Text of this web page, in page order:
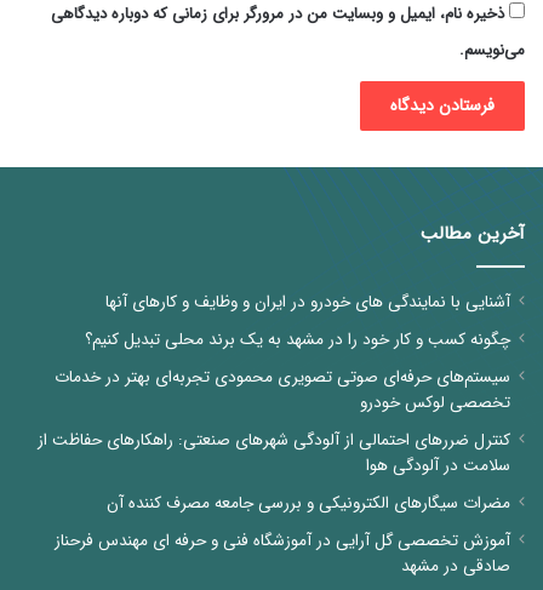
ذخیره نام، ایمیل و وبسایت من در مرورگر برای زمانی که دوباره دیدگاهی
می‌نویسم.
آخرین مطالب
آشنایی با نمایندگی های خودرو در ایران و وظایف و کارهای آنها
چگونه کسب و کار خود را در مشهد به یک برند محلی تبدیل کنیم؟
سیستم‌های حرفه‌ای صوتی تصویری محمودی تجربه‌ای بهتر در خدمات
تخصصی لوکس خودرو
کنترل ضررهای احتمالی از آلودگی شهرهای صنعتی: راهکارهای حفاظت از
سلامت در آلودگی هوا
مضرات سیگارهای الکترونیکی و بررسی جامعه مصرف کننده آن
آموزش تخصصی گل آرایی در آموزشگاه فنی و حرفه ای مهندس فرحناز
صادقی در مشهد